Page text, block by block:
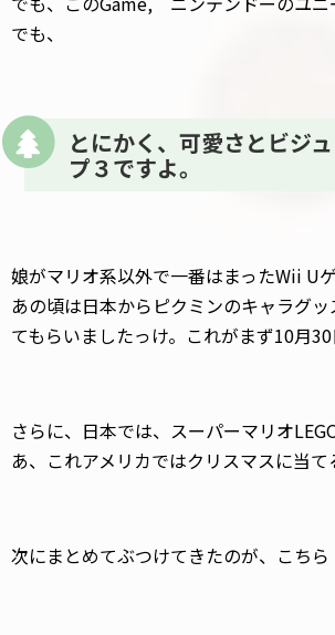
でも、
とにかく、可愛さとビジ
プ３ですよ。
娘がマリオ系以外で一番はまったWii U
あの頃は日本からピクミンのキャラグ
てもらいましたっけ。これがまず10月30
さらに、日本では、スーパーマリオ
あ、これアメリカではクリスマスに当て
次にまとめてぶつけてきたのが、こちら